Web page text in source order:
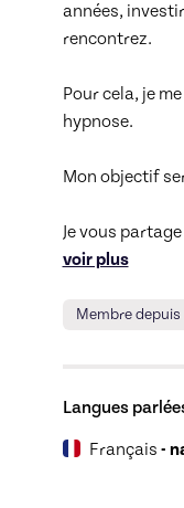
années,
rencontrez.
Pour cela, je
hypnose.
Mon objectif
Je vous
voir plus
Membre depuis
Langues
Français -